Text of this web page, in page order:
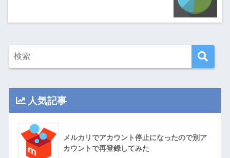
人気記事
メルカリでアカウント停止になったので別ア
カウントで再登録してみた